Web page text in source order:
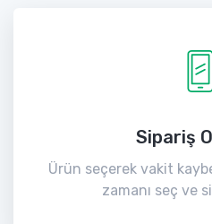
Sipariş
Ürün seçerek vakit
zamanı seç ve